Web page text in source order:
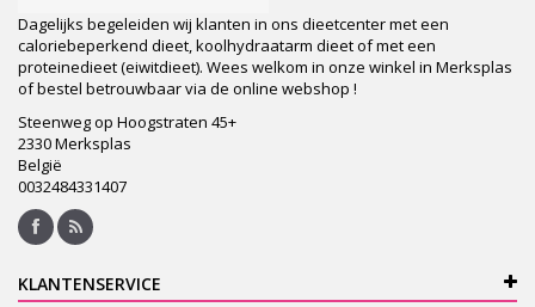
Dagelijks begeleiden wij klanten in ons dieetcenter met een
caloriebeperkend dieet, koolhydraatarm dieet of met een
proteinedieet (eiwitdieet). Wees welkom in onze winkel in Merksplas
of bestel betrouwbaar via de online webshop !
Steenweg op Hoogstraten 45+
2330 Merksplas
België
0032484331407
KLANTENSERVICE